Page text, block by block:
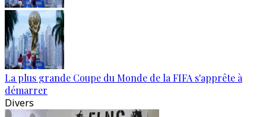
La plus grande Coupe du Monde de la FIFA s'apprête à
démarrer
Divers